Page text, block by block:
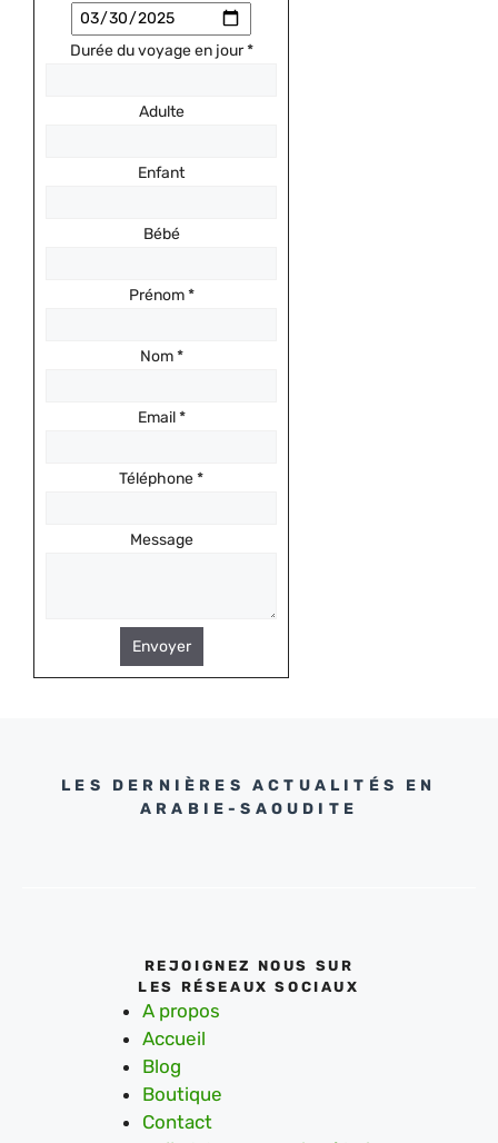
Durée du voyage en jour*
Adulte
Enfant
Bébé
Prénom*
Nom*
Email*
Téléphone*
Message
Envoyer
LES DERNIÈRES ACTUALITÉS EN
ARABIE-SAOUDITE
REJOIGNEZ NOUS SUR
LES RÉSEAUX SOCIAUX
A propos
Accueil
Blog
Boutique
Contact